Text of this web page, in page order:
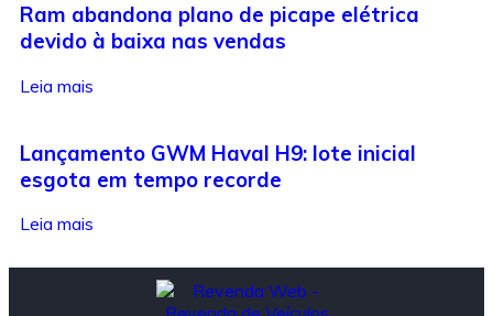
Ram abandona plano de picape elétrica
devido à baixa nas vendas
Leia mais
Lançamento GWM Haval H9: lote inicial
esgota em tempo recorde
Leia mais